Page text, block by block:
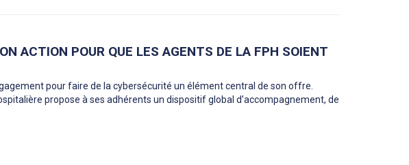
ACTION POUR QUE LES AGENTS DE LA FPH SOIENT
pour faire de la cybersécurité un élément central de son offre.
propose à ses adhérents un dispositif global d’accompagnement, de